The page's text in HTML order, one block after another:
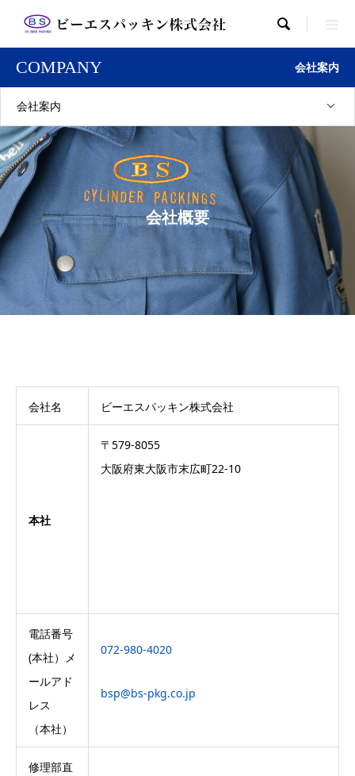

COMPANY 会社案内
会社案内
会社概要
会社名 ビーエスパッキン株式会社
本社
〒579-8055
大阪府東大阪市末広町22-10
電話番号
(本社）メ
ールアド
レス
（本社）
072-980-4020
bsp@bs-pkg.co.jp
修理部直